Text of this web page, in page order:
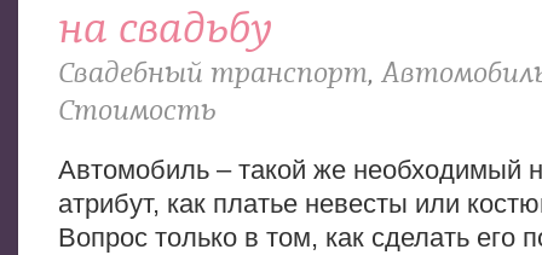
на свадьбу
Свадебный транспорт,
Стоимость
Автомобиль – такой же необходимый
атрибут, как платье невесты или
Вопрос только в том, как сделать его